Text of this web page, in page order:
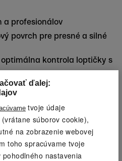
a profesionálov
povrch pre presné a silné
kontrola loptičky s
pocitom a vysoko
rámom
mm (+/-10 mm)
rukoväť s polstrovaným
na ruku
ďalej:
tvoje údaje
súborov cookie),
na zobrazenie webovej
toho spracúvame tvoje
nastavenia